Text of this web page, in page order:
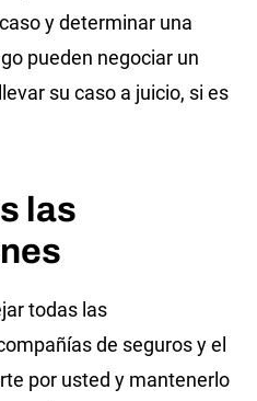
y determinar una
pueden negociar un
su caso a juicio, si es
las
todas las
de seguros y el
por usted y mantenerlo